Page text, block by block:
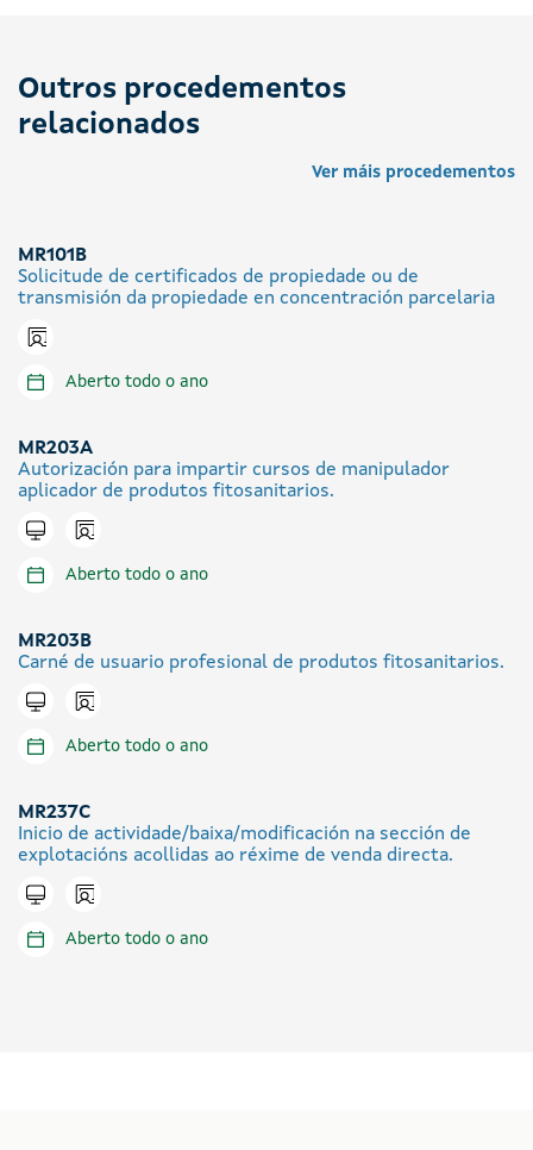
Outros procedementos
relacionados
Ver máis procedementos
MR101B
Solicitude de certificados de propiedade ou de
transmisión da propiedade en concentración parcelaria
Icono presencial
Aberto todo o ano
MR203A
Autorización para impartir cursos de manipulador
aplicador de produtos fitosanitarios.
Tramitar en liña
Icono presencial
Aberto todo o ano
MR203B
Carné de usuario profesional de produtos fitosanitarios.
Tramitar en liña
Icono presencial
Aberto todo o ano
MR237C
Inicio de actividade/baixa/modificación na sección de
explotacións acollidas ao réxime de venda directa.
Tramitar en liña
Icono presencial
Aberto todo o ano